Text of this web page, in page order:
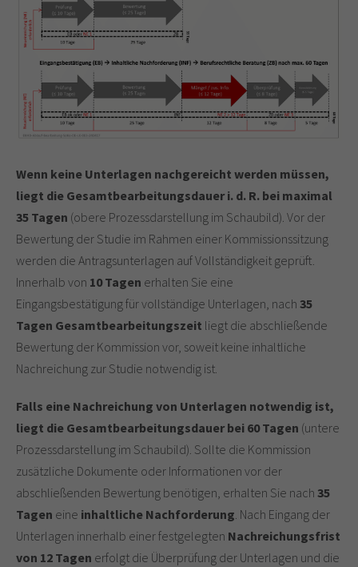
Wenn keine Unterlagen nachgereicht werden müssen,
liegt die Gesamtbearbeitungsdauer i. d. R. bei maximal
35 Tagen (obere Prozessdarstellung im Schaubild). Vor der
Bewertung der Studie im Rahmen einer Kommissionssitzung
werden die Antragsunterlagen auf Vollständigkeit geprüft.
Innerhalb von 10 Tagen erhalten Sie eine
Eingangsbestätigung für vollständige Unterlagen, nach 35
Tagen Gesamtbearbeitungszeit liegt die abschließende
Bewertung der Kommission vor, soweit keine inhaltliche
Nachreichung zur Studie notwendig ist.
Falls eine Nachreichung von Unterlagen notwendig ist,
liegt die Gesamtbearbeitungsdauer bei 60 Tagen (untere
Prozessdarstellung im Schaubild). Sollte die Kommission
zusätzliche Dokumente oder Informationen vor der
abschließenden Bewertung benötigen, erhalten Sie nach 35
Tagen eine inhaltliche Nachforderung. Nach Eingang der
Unterlagen innerhalb einer festgelegten Nachreichungsfrist
von 12 Tagen erfolgt die Überprüfung der Unterlagen und die